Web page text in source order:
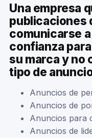
Una empresa
publicaciones
comunicarse
confianza
su marca y no
tipo de
Anuncios de
Anuncios de
Anuncios para
Anuncios de